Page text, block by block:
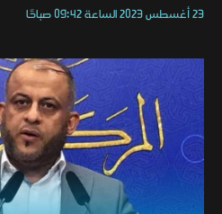
23 أغسطس 2023 الساعة 09:42 صباحًا